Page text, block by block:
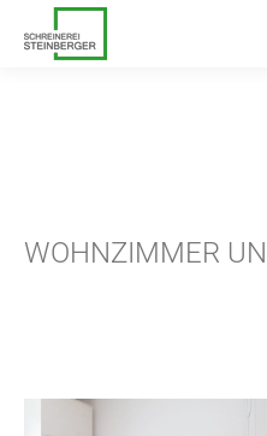
WOHNZIMMER